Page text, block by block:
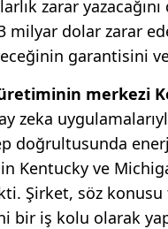
zarar
milyar dolar zarar
garantisini
merkezi
zeka
doğrultusunda
Kentucky ve
Şirket, söz
bir iş kolu olarak